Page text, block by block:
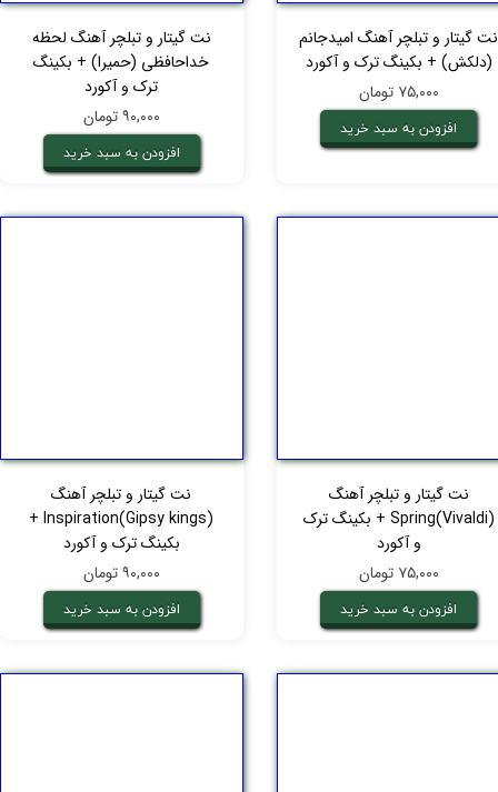
نت گیتار و تبلچر آهنگ امیدجانم
(دلکش) + بکینگ ترک و آکورد
۷۵,۰۰۰ تومان
افزودن به سبد خرید
نت گیتار و تبلچر آهنگ لحظه
خداحافظی (حمیرا) + بکینگ
ترک و آکورد
۹۰,۰۰۰ تومان
افزودن به سبد خرید
نت گیتار و تبلچر آهنگ
Spring(Vivaldi) + بکینگ ترک
و آکورد
۷۵,۰۰۰ تومان
افزودن به سبد خرید
نت گیتار و تبلچر آهنگ
Inspiration(Gipsy kings) +
بکینگ ترک و آکورد
۹۰,۰۰۰ تومان
افزودن به سبد خرید